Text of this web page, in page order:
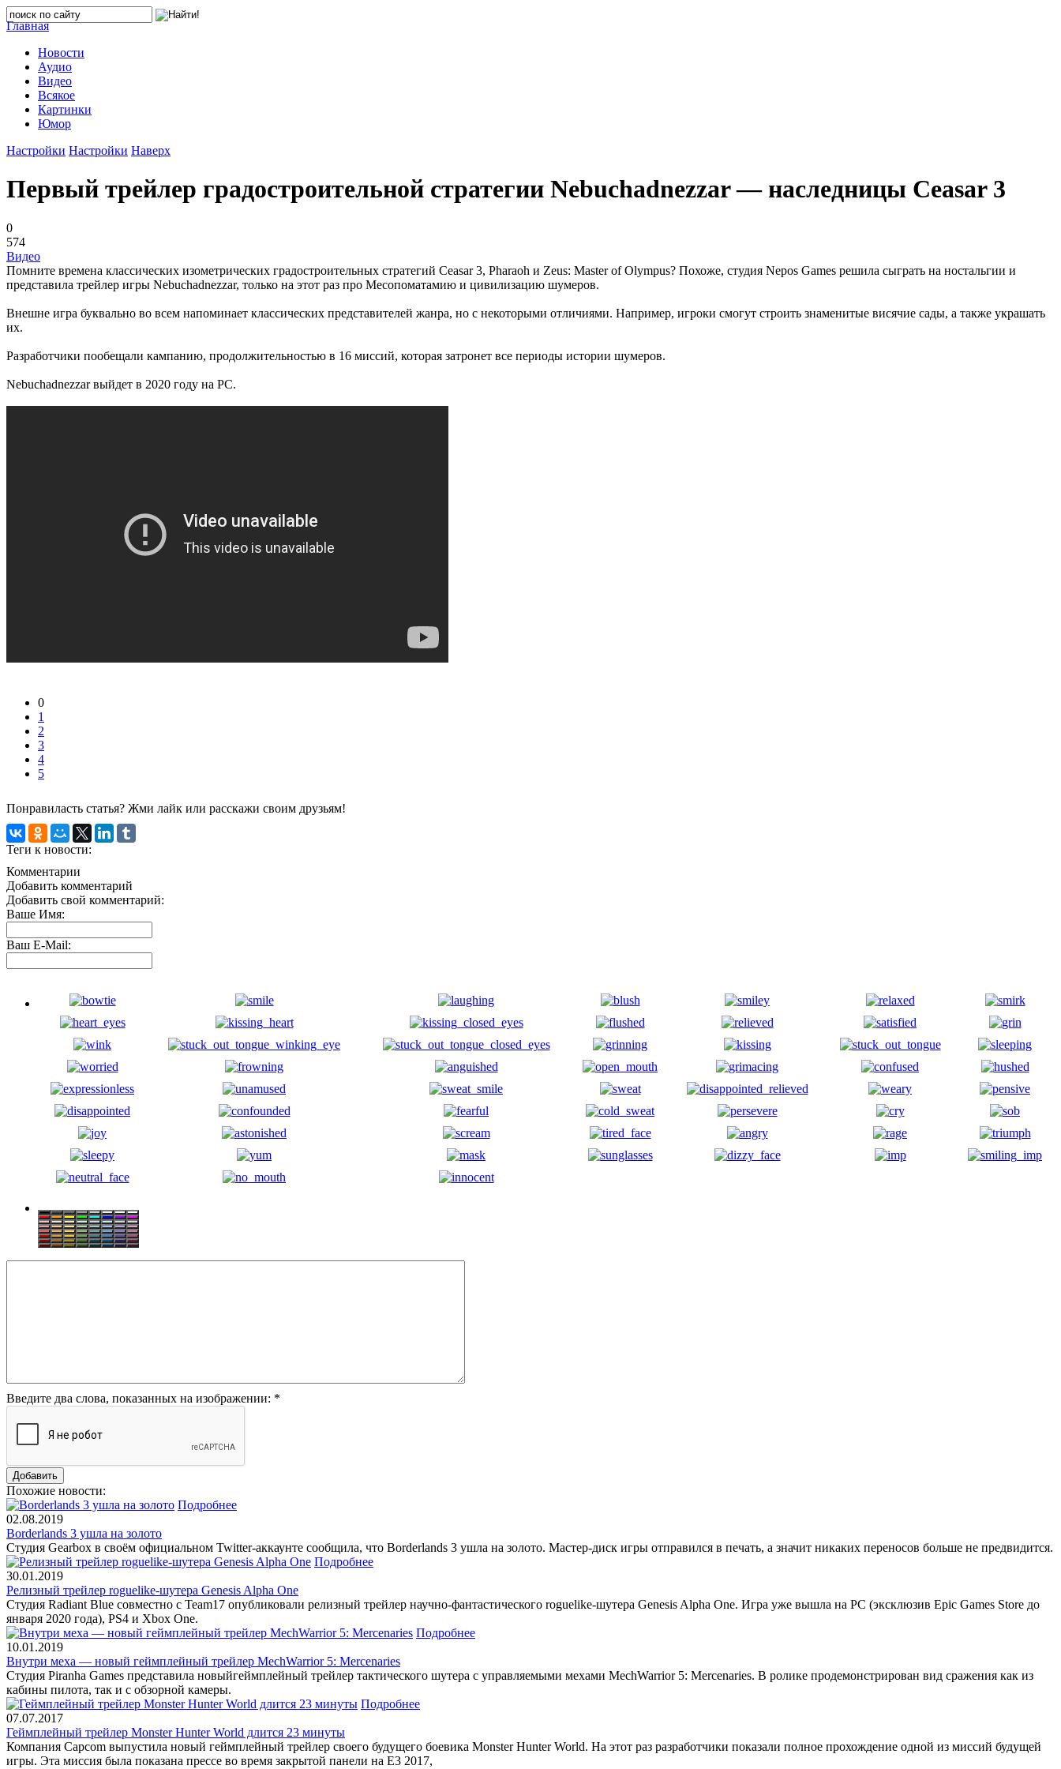
Главная
Новости
Аудио
Видео
Всякое
Картинки
Юмор
Настройки Настройки Наверх
Первый трейлер градостроительной стратегии Nebuchadnezzar — наследницы Ceasar 3
0
574
Видео
Помните времена классических изометрических градостроительных стратегий Ceasar 3, Pharaoh и Zeus: Master of Olympus? Похоже, студия Nepos Games решила сыграть на ностальгии и
представила трейлер игры Nebuchadnezzar, только на этот раз про Месопоматамию и цивилизацию шумеров.
Внешне игра буквально во всем напоминает классических представителей жанра, но с некоторыми отличиями. Например, игроки смогут строить знаменитые висячие сады, а также украшать
их.
Разработчики пообещали кампанию, продолжительностью в 16 миссий, которая затронет все периоды истории шумеров.
Nebuchadnezzar выйдет в 2020 году на PC.
0
1
2
3
4
5
Понравиласть статья? Жми лайк или расскажи своим друзьям!
Теги к новости:
Комментарии
Добавить комментарий
Добавить свой комментарий:
Ваше Имя:
Ваш E-Mail:
Введите два слова, показанных на изображении: *
Похожие новости:
Подробнее
02.08.2019
Borderlands 3 ушла на золото
Студия Gearbox в своём официальном Twitter-аккаунте сообщила, что Borderlands 3 ушла на золото. Мастер-диск игры отправился в печать, а значит никаких переносов больше не предвидится.
Подробнее
30.01.2019
Релизный трейлер roguelike-шутера Genesis Alpha One
Студия Radiant Blue совместно с Team17 опубликовали релизный трейлер научно-фантастического roguelike-шутера Genesis Alpha One. Игра уже вышла на PC (эксклюзив Epic Games Store до
января 2020 года), PS4 и Xbox One.
Подробнее
10.01.2019
Внутри меха — новый геймплейный трейлер MechWarrior 5: Mercenaries
Студия Piranha Games представила новыйгеймплейный трейлер тактического шутера с управляемыми мехами MechWarrior 5: Mercenaries. В ролике продемонстрирован вид сражения как из
кабины пилота, так и с обзорной камеры.
Подробнее
07.07.2017
Геймплейный трейлер Monster Hunter World длится 23 минуты
Компания Capcom выпустила новый геймплейный трейлер своего будущего боевика Monster Hunter World. На этот раз разработчики показали полное прохождение одной из миссий будущей
игры. Эта миссия была показана прессе во время закрытой панели на Е3 2017,